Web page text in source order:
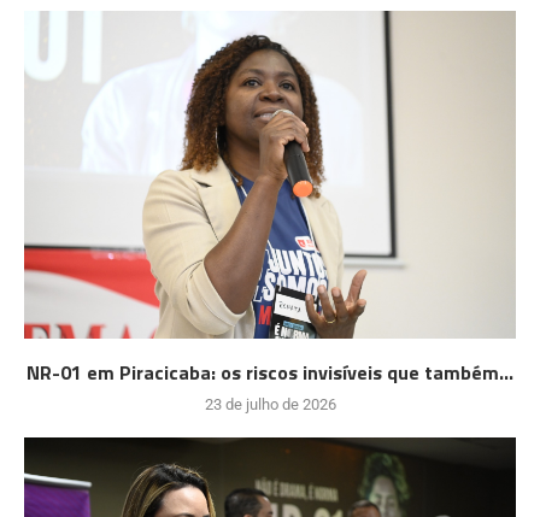
NR-01 em Piracicaba: os riscos invisíveis que também...
23 de julho de 2026